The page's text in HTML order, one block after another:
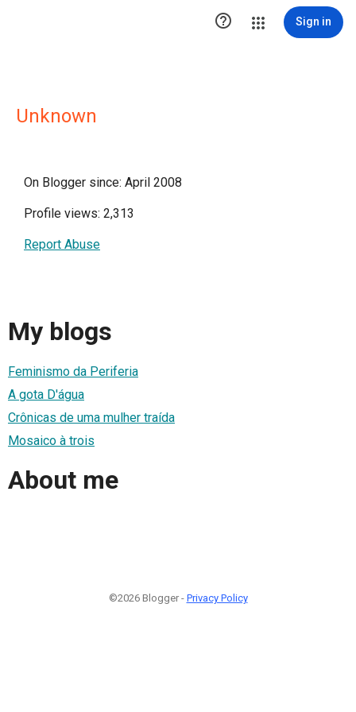
 Sign in
Unknown
On Blogger since: April 2008
Profile views: 2,313
Report Abuse
My blogs
Feminismo da Periferia
A gota D'água
Crônicas de uma mulher traída
Mosaico à trois
About me
©2026 Blogger - Privacy Policy